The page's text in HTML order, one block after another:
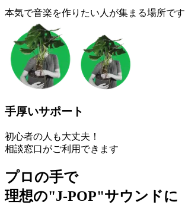
本気で音楽を作りたい人が集まる場所です
手厚いサポート
初心者の人も大丈夫！
相談窓口がご利用できます
プロの手で
理想の"J-POP"サウンドに